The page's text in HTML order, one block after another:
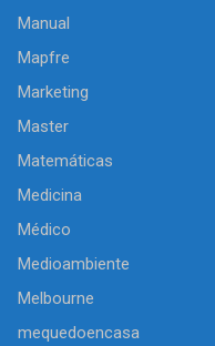
Manual
Mapfre
Marketing
Master
Matemáticas
Medicina
Médico
Medioambiente
Melbourne
mequedoencasa